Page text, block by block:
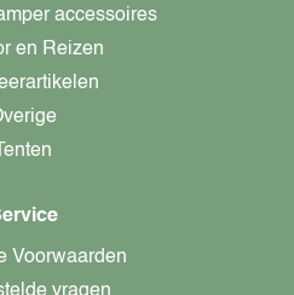
accessoires
en Reizen
Tenten
Voorwaarden
vragen